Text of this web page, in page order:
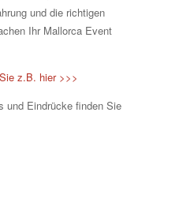
und die richtigen
Ihr Mallorca Event
z.B. hier >>>
und Eindrücke finden Sie